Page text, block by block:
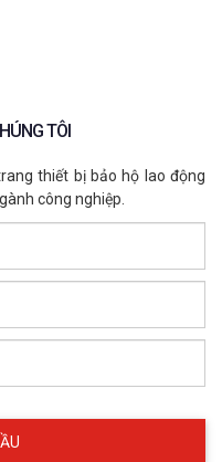
TÔI
thiết bị bảo hộ lao động
công nghiệp.